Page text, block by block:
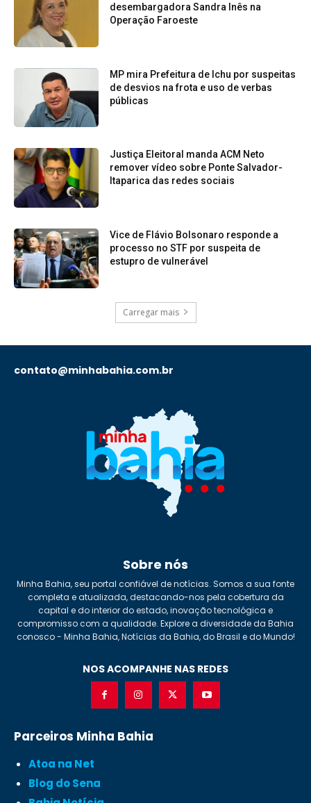
desembargadora Sandra Inês na
Operação Faroeste
MP mira Prefeitura de Ichu por suspeitas
de desvios na frota e uso de verbas
públicas
Justiça Eleitoral manda ACM Neto
remover vídeo sobre Ponte Salvador-
Itaparica das redes sociais
Vice de Flávio Bolsonaro responde a
processo no STF por suspeita de
estupro de vulnerável
Carregar mais
contato@minhabahia.com.br
Sobre nós
Minha Bahia, seu portal confiável de notícias. Somos a sua fonte
completa e atualizada, destacando-nos pela cobertura da
capital e do interior do estado, inovação tecnológica e
compromisso com a qualidade. Explore a diversidade da Bahia
conosco - Minha Bahia, Notícias da Bahia, do Brasil e do Mundo!
NOS ACOMPANHE NAS REDES
Parceiros Minha Bahia
Atoa na Net
Blog do Sena